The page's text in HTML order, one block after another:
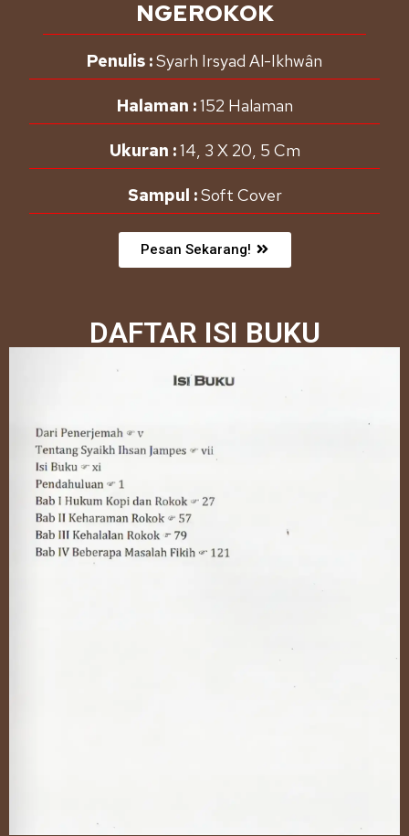
NGEROKOK
Penulis :Syarh Irsyad Al-Ikhwân
Halaman :152 Halaman
Ukuran :14, 3 X 20, 5 Cm
Sampul :Soft Cover
Pesan Sekarang!
DAFTAR ISI BUKU